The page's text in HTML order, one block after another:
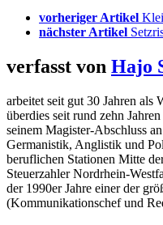
vorheriger Artikel
nächster Artikel
verfasst von Hajo
arbeitet seit gut 30 Jahren als
überdies seit rund zehn
seinem Magister-Abschluss
Germanistik, Anglistik und
beruflichen Stationen Mitte
Steuerzahler Nordrhein-
der 1990er Jahre einer der
(Kommunikationschef und